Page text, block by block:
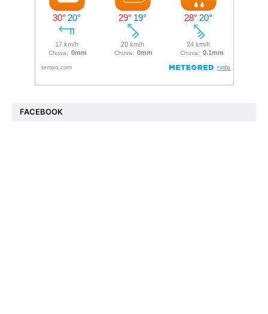
FACEBOOK